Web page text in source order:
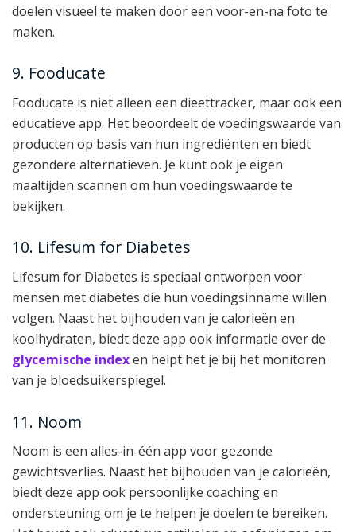
doelen visueel te maken door een voor-en-na foto te
maken.
9. Fooducate
Fooducate is niet alleen een dieettracker, maar ook een
educatieve app. Het beoordeelt de voedingswaarde van
producten op basis van hun ingrediënten en biedt
gezondere alternatieven. Je kunt ook je eigen
maaltijden scannen om hun voedingswaarde te
bekijken.
10. Lifesum for Diabetes
Lifesum for Diabetes is speciaal ontworpen voor
mensen met diabetes die hun voedingsinname willen
volgen. Naast het bijhouden van je calorieën en
koolhydraten, biedt deze app ook informatie over de
glycemische indexen helpt het je bij het monitoren
van je bloedsuikerspiegel.
11. Noom
Noom is een alles-in-één app voor gezonde
gewichtsverlies. Naast het bijhouden van je calorieën,
biedt deze app ook persoonlijke coaching en
ondersteuning om je te helpen je doelen te bereiken.